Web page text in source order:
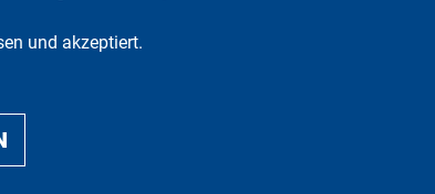
und akzeptiert.